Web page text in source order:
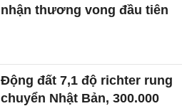
nhận thương vong đầu tiên
Động đất 7,1 độ richter rung
chuyển Nhật Bản, 300.000